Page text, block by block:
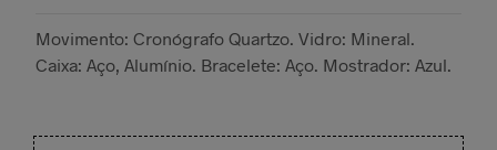
Movimento: Cronógrafo Quartzo. Vidro: Mineral.
Caixa: Aço, Alumínio. Bracelete: Aço. Mostrador: Azul.